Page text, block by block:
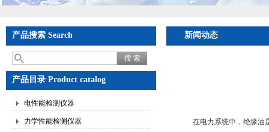
产品搜索 Search
产品目录 Product catalog
电性能检测仪器
力学性能检测仪器
新闻动态
在电力系统中，绝缘油是